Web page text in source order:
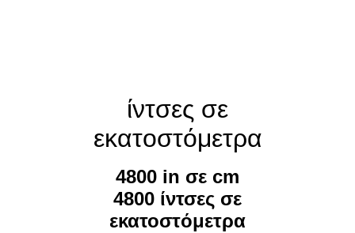
ίντσες σε
εκατοστόμετρα
4800 in σε cm
4800 ίντσες σε
εκατοστόμετρα